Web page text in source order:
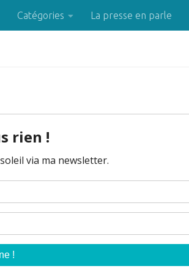
Catégories La presse en parle